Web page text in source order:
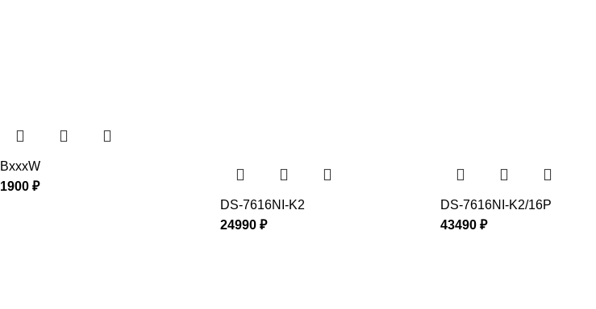
BxxxW
1900 ₽
DS-7616NI-K2
24990 ₽
DS-7616NI-K2/16P
43490 ₽